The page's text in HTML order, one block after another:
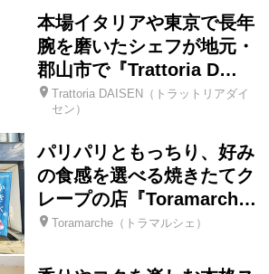
本場イタリアや東京で長年
腕を磨いたシェフが地元・
郡山市で『Trattoria D…
Trattoria DAISEN（トラットリアダイ
セン）
パリパリともっちり、好み
の食感を選べる焼きたてク
レープの店『Toramarch…
Toramarche（トラマルシェ）